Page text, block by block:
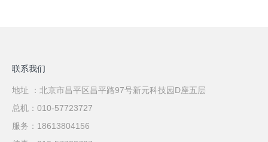
联系我们
地址 ：北京市昌平区昌平路97号新元科技园D座五层
总机：010-57723727
服务：18613804156